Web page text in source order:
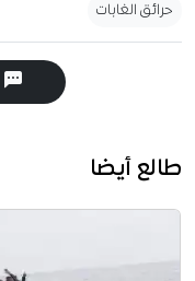
حرائق الغابات
طالع أيضا